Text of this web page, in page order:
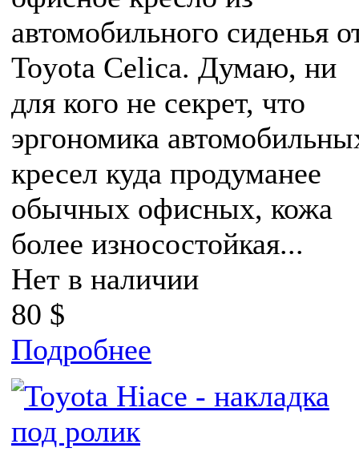
автомобильного сиденья
Toyota Celica. Думаю, ни
для кого не секрет, что
эргономика
кресел куда продуманее
обычных офисных, кожа
более износостойкая...
Нет в наличии
80 $
Подробнее